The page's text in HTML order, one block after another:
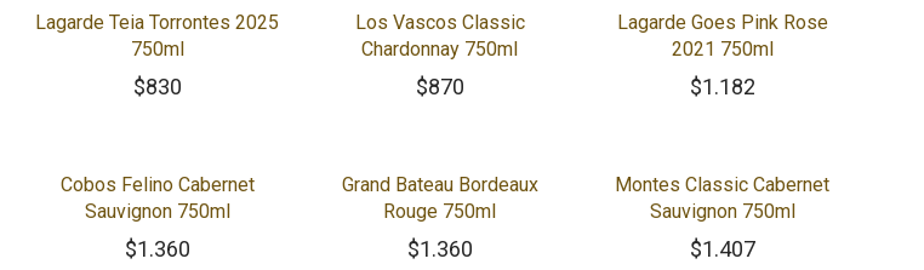
Lagarde Teia Torrontes 2025
750ml
$830
Los Vascos Classic
Chardonnay 750ml
$870
Lagarde Goes Pink Rose
2021 750ml
$1.182
Cobos Felino Cabernet
Sauvignon 750ml
$1.360
Grand Bateau Bordeaux
Rouge 750ml
$1.360
Montes Classic Cabernet
Sauvignon 750ml
$1.407